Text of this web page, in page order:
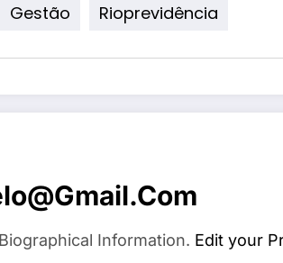
Gestão Rioprevidência
Information. Edit your